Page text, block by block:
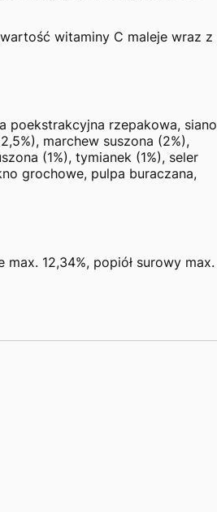
witaminy C maleje wraz z
poekstrakcyjna rzepakowa, siano
marchew suszona (2%),
(1%), tymianek (1%), seler
grochowe, pulpa buraczana,
max. 12,34%, popiół surowy max.